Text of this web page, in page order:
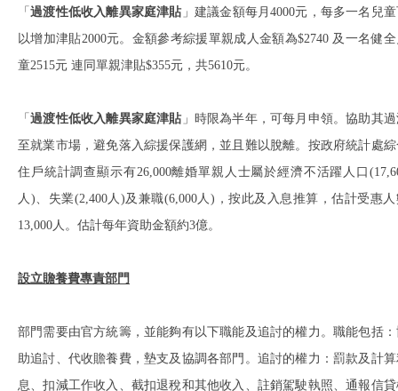
「過渡性低收入離異家庭津貼」建議金額每月4000元，每多一名兒
以增加津貼2000元。金額參考綜援單親成人金額為$2740 及一名健
童2515元 連同單親津貼$355元，共5610元。
「過渡性低收入離異家庭津貼」時限為半年，可每月申領。協助其
至就業市場，避免落入綜援保護網，並且難以脫離。按政府統計處
住戶統計調查顯示有26,000離婚單親人士屬於經濟不活躍人口
人)、失業(2,400人)及兼職(6,000人)，按此及入息推算，估計受惠
13,000人。估計每年資助金額約3億。
設立贍養費專責部門
部門需要由官方統籌，並能夠有以下職能及追討的權力。職能包括
助追討、代收贍養費，墊支及協調各部門。追討的權力：罰款及計
息、扣減工作收入、截扣退稅和其他收入、註銷駕駛執照、通報信